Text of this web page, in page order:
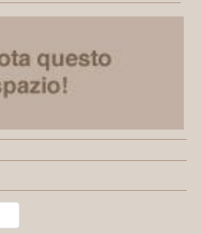
Type 2 or more characters for